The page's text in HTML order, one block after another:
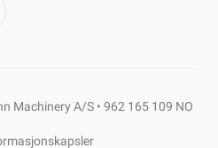
Machinery A/S • 962 165 109 NO